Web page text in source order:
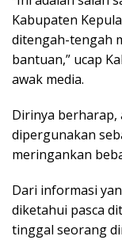
Kabupaten
ditengah-tengah
bantuan,” ucap
awak media.
Dirinya
dipergunakan
meringankan
Dari informasi
diketahui pasca
tinggal seorang